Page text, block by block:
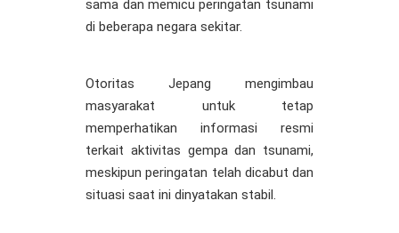
sama dan memicu peringatan tsunami
di beberapa negara sekitar.
Otoritas Jepang mengimbau
masyarakat untuk tetap
memperhatikan informasi resmi
terkait aktivitas gempa dan tsunami,
meskipun peringatan telah dicabut dan
situasi saat ini dinyatakan stabil.